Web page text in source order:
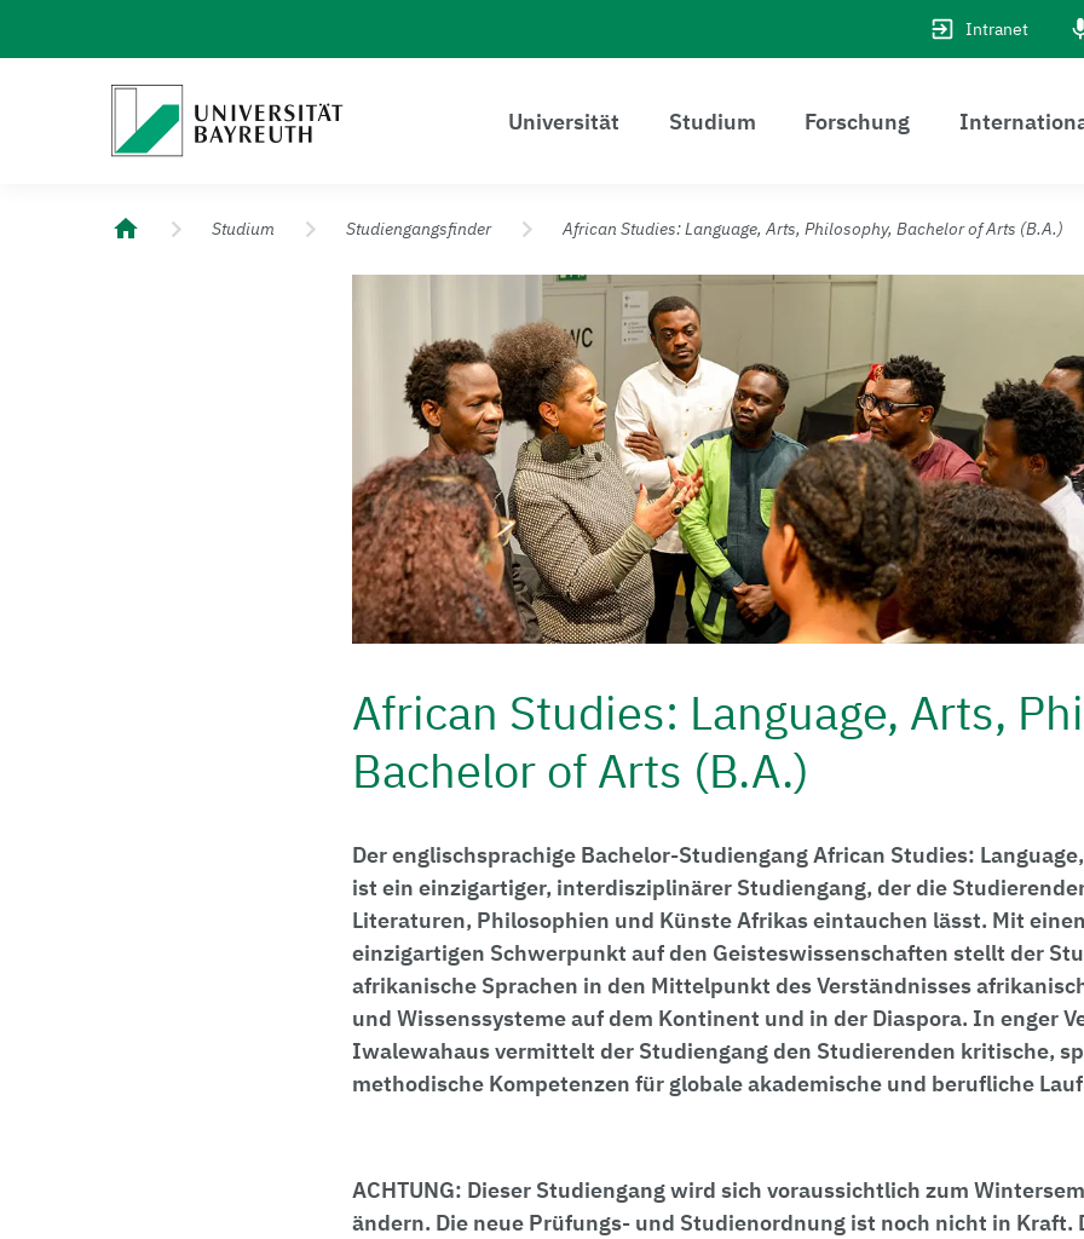
Intranet
Logo Universität Bayreuth
Universität Studium Forschung
Universität Bayreuth – Deine Top-Campus-Uni
Studium Studiengangsfinder African Studies: Language, Arts, Philosophy, Bachelor of Arts (B.A.)
African Studies: Language, Arts,
Bachelor of Arts (B.A.)
Der englischsprachige Bachelor-Studiengang African Studies:
ist ein einzigartiger, interdisziplinärer Studiengang, der die
Literaturen, Philosophien und Künste Afrikas eintauchen lässt. Mit
einzigartigen Schwerpunkt auf den Geisteswissenschaften stellt der
afrikanische Sprachen in den Mittelpunkt des Verständnisses
und Wissenssysteme auf dem Kontinent und in der Diaspora. In enger
Iwalewahaus vermittelt der Studiengang den Studierenden kritische,
methodische Kompetenzen für globale akademische und berufliche
ACHTUNG: Dieser Studiengang wird sich voraussichtlich zum
ändern. Die neue Prüfungs- und Studienordnung ist noch nicht in Kraft.